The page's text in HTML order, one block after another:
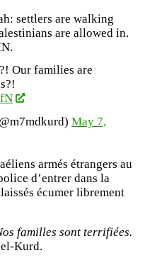
settlers are walking
are allowed in.
Our families are
May 7,
armés étrangers au
d’entrer dans la
écumer librement
familles sont terrifiées.
Kurd.